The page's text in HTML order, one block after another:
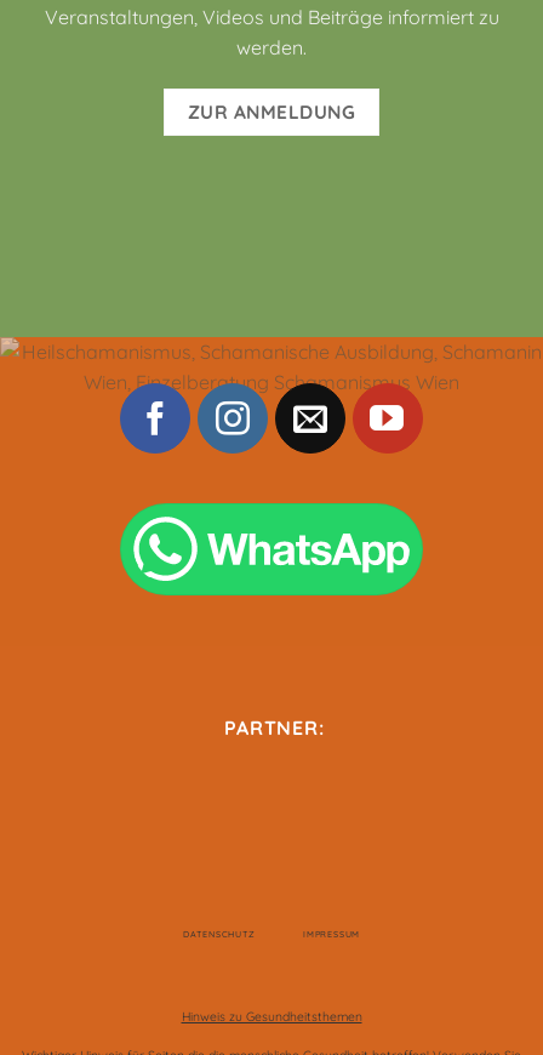
Veranstaltungen, Videos und Beiträge informiert zu
werden.
ZUR ANMELDUNG
PARTNER:
DATENSCHUTZ IMPRESSUM
Hinweis zu Gesundheitsthemen